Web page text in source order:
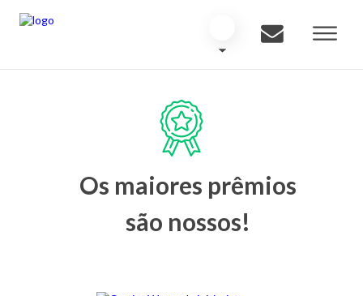
Os maiores prêmios
são nossos!